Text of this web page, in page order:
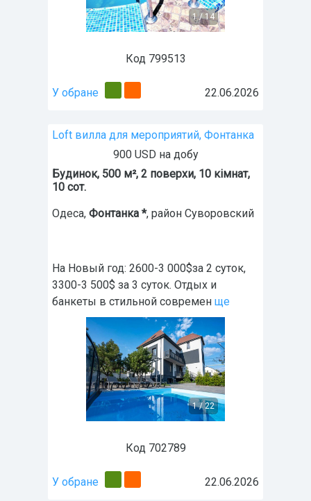
1 / 14
Код 799513
У обране 22.06.2026
Loft вилла для мероприятий, Фонтанка
900 USD на добу
Будинок, 500 м², 2 поверхи, 10 кімнат,
10 сот.
Одеса, Фонтанка *, район Суворовский
На Новый год: 2600-3 000$за 2 суток,
3300-3 500$ за 3 суток. Отдых и
банкеты в стильной современ ще
1/ 22
Код 702789
У обране 22.06.2026